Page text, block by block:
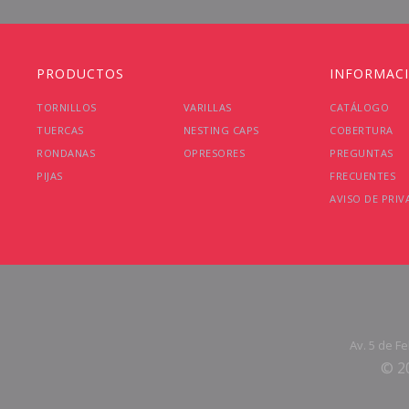
PRODUCTOS
TORNILLOS
TUERCAS
RONDANAS
PIJAS
VARILLAS
NESTING CAPS
OPRESORES
CATÁLOGO
COBERTURA
PREGUNTAS
FRECUENTES
AVISO DE
Av. 5 de
©